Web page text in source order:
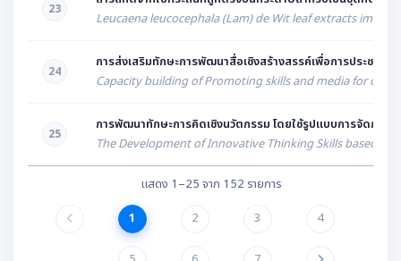
23
Leucaena leucocephala (Lam) de Wit leaf extracts
24
การส่งเสริมทักษะการพัฒนาสื่อเชิงสร้างสรรค์เพื่อการประชาสั
Capacity building of Promoting skills and media for
25
การพัฒนาทักษะการคิดเชิงนวัตกรรม โดยใช้รูปแบบการจัดการเ
The Development of Innovative Thinking Skills based
แสดง 1–25 จาก 152 รายการ
1
2 3 4